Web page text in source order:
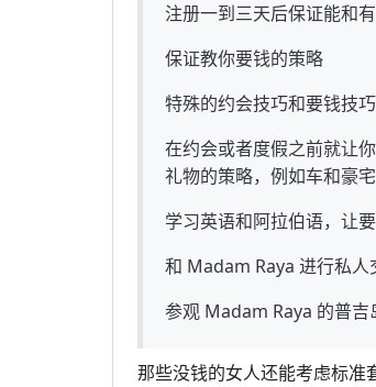
注册一到三天后保证能和
保证教你要钱的策略
特殊的约会技巧和要钱技
在约会或者度假之前就让
礼物的策略，例如车和豪宅
学习英语和阿拉伯语，让要
和 Madam Raya 进行私人
参观 Madam Raya 的普吉
那些没钱的女人还能考虑标准